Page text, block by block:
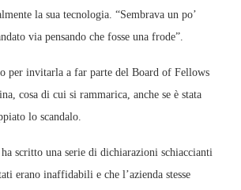
la sua tecnologia. “Sembrava un po’
via pensando che fosse una frode”.
per invitarla a far parte del Board of Fellows
cosa di cui si rammarica, anche se è stata
lo scandalo.
scritto una serie di dichiarazioni schiaccianti
erano inaffidabili e che l’azienda stesse